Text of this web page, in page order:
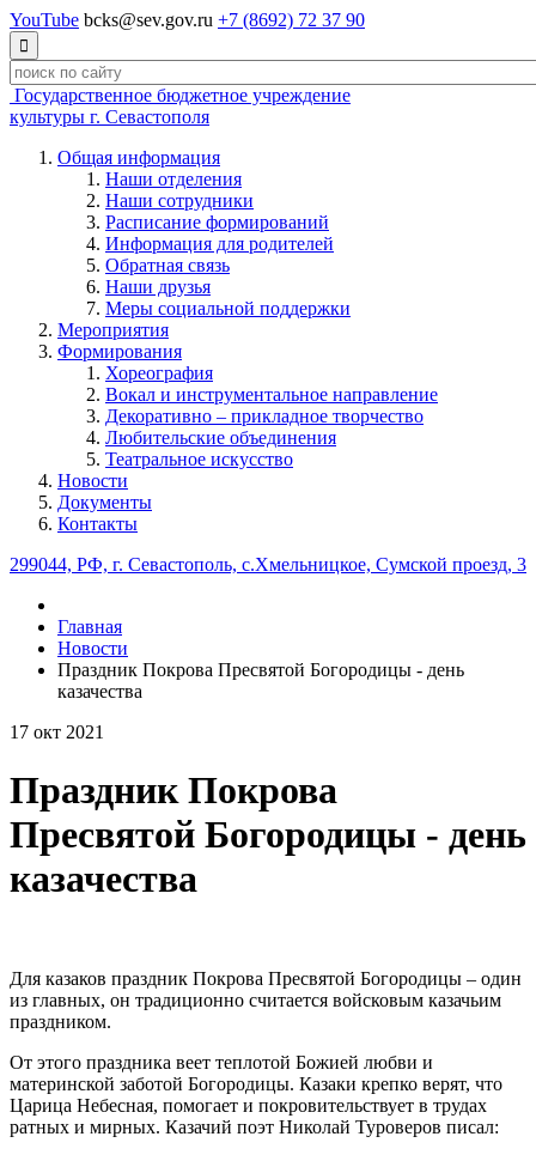
YouTube bcks@sev.gov.ru +7 (8692) 72 37 90

Государственное бюджетное учреждение
культуры г. Севастополя
Общая информация
Наши отделения
Наши сотрудники
Расписание формирований
Информация для родителей
Обратная связь
Наши друзья
Меры социальной поддержки
Мероприятия
Формирования
Хореография
Вокал и инструментальное направление
Декоративно – прикладное творчество
Любительские объединения
Театральное искусство
Новости
Документы
Контакты
299044, РФ, г. Севастополь, с.Хмельницкое, Сумской проезд, 3
Главная
Новости
Праздник Покрова Пресвятой Богородицы - день
казачества
17 окт 2021
Праздник Покрова
Пресвятой Богородицы - день
казачества
Для казаков праздник Покрова Пресвятой Богородицы – один
из главных, он традиционно считается войсковым казачьим
праздником.
От этого праздника веет теплотой Божией любви и
материнской заботой Богородицы. Казаки крепко верят, что
Царица Небесная, помогает и покровительствует в трудах
ратных и мирных. Казачий поэт Николай Туроверов писал: